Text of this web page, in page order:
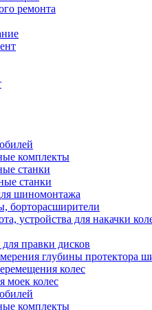
ремонта
комплекты
станки
станки
шиномонтажа
борторасширители
устройства для накачки
правки дисков
глубины протектора
колес
моек колеc
комплекты